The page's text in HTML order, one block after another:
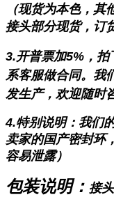
（现货为本色，
接头部分现货， 订
3.开普票加5%，拍
系客服做合同。我
发生产，欢迎随时
4.特别说明：我们
卖家的国产密封环
容易泄露）
包装说明： 接